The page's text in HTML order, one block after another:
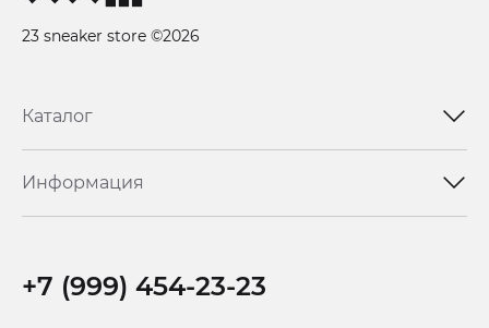
23 sneaker store ©2026
Каталог
Информация
+7 (999) 454-23-23